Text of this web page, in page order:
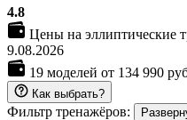
4.8
Цены на эллиптические
9.08.2026
19 моделей от 134 990
Как выбрать?
Фильтр тренажёров: